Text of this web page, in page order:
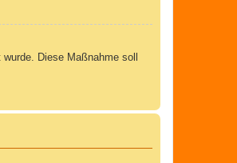
Diese Maßnahme soll